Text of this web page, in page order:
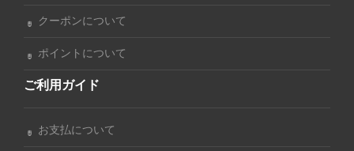
クーポンについて
ポイントについて
ご利用ガイド
お支払について